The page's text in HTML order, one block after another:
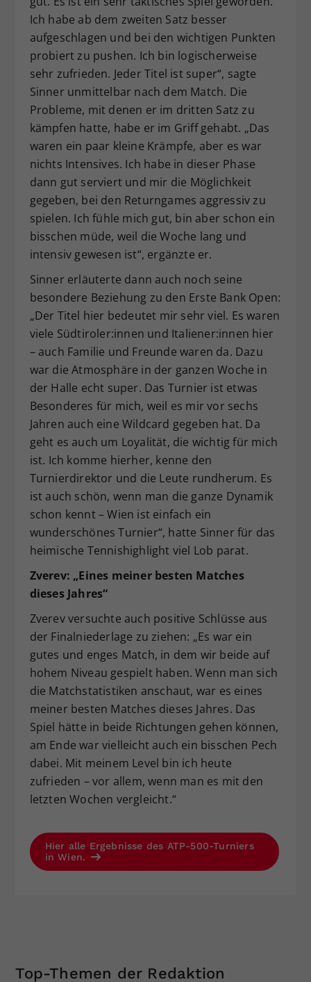
Ich habe ab dem zweiten Satz besser
aufgeschlagen und bei den wichtigen Punkten
probiert zu pushen. Ich bin logischerweise
sehr zufrieden. Jeder Titel ist super“, sagte
Sinner unmittelbar nach dem Match. Die
Probleme, mit denen er im dritten Satz zu
kämpfen hatte, habe er im Griff gehabt. „Das
waren ein paar kleine Krämpfe, aber es war
nichts Intensives. Ich habe in dieser Phase
dann gut serviert und mir die Möglichkeit
gegeben, bei den Returngames aggressiv zu
spielen. Ich fühle mich gut, bin aber schon ein
bisschen müde, weil die Woche lang und
intensiv gewesen ist“, ergänzte er.
Sinner erläuterte dann auch noch seine
besondere Beziehung zu den Erste Bank Open:
„Der Titel hier bedeutet mir sehr viel. Es waren
viele Südtiroler:innen und Italiener:innen hier
– auch Familie und Freunde waren da. Dazu
war die Atmosphäre in der ganzen Woche in
der Halle echt super. Das Turnier ist etwas
Besonderes für mich, weil es mir vor sechs
Jahren auch eine Wildcard gegeben hat. Da
geht es auch um Loyalität, die wichtig für mich
ist. Ich komme hierher, kenne den
Turnierdirektor und die Leute rundherum. Es
ist auch schön, wenn man die ganze Dynamik
schon kennt – Wien ist einfach ein
wunderschönes Turnier“, hatte Sinner für das
heimische Tennishighlight viel Lob parat.
Zverev: „Eines meiner besten Matches
dieses Jahres“
Zverev versuchte auch positive Schlüsse aus
der Finalniederlage zu ziehen: „Es war ein
gutes und enges Match, in dem wir beide auf
hohem Niveau gespielt haben. Wenn man sich
die Matchstatistiken anschaut, war es eines
meiner besten Matches dieses Jahres. Das
Spiel hätte in beide Richtungen gehen können,
am Ende war vielleicht auch ein bisschen Pech
dabei. Mit meinem Level bin ich heute
zufrieden – vor allem, wenn man es mit den
letzten Wochen vergleicht.“
Hier alle Ergebnisse des ATP-500-Turniers
in Wien.
Top-Themen der Redaktion